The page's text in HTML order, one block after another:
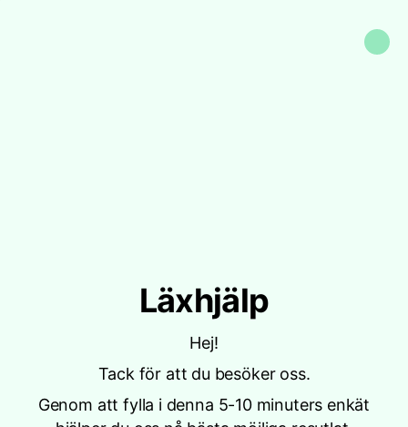
Läxhjälp
Hej!
Tack för att du besöker oss.
Genom att fylla i denna 5-10 minuters enkät